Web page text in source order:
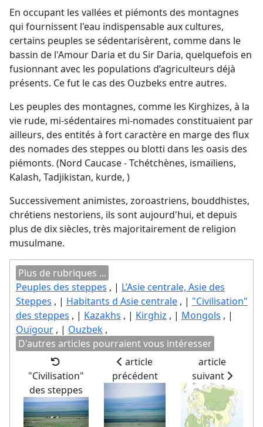
En occupant les vallées et piémonts des montagnes
qui fournissent l'eau indispensable aux cultures,
certains peuples se sédentarisèrent, comme dans le
bassin de l'Amour Daria et du Sir Daria, quelquefois en
fusionnant avec les populations d’agriculteurs déjà
présents. Ce fut le cas des Ouzbeks entre autres.
Les peuples des montagnes, comme les Kirghizes, à la
vie rude, mi-sédentaires mi-nomades constituaient par
ailleurs, des entités à fort caractère en marge des flux
des nomades des steppes ou blotti dans les oasis des
piémonts. (Nord Caucase - Tchétchènes, ismaïliens,
Kalash, Tadjikistan, kurde, )
Successivement animistes, zoroastriens, bouddhistes,
chrétiens nestoriens, ils sont aujourd'hui, et depuis
plus de dix siècles, très majoritairement de religion
musulmane.
Plus de rubriques ...
Peuples des steppes , | L’Asie centrale, Asie des
Steppes , | Habitants d Asie centrale , | "Civilisation"
des steppes , | Kazakhs , | Kirghiz , | Mongols , |
Ouïgour , | Ouzbek ,
D'autres articles pourraient vous intéresser
"Civilisation"
des steppes
article
précédent
article
suivant